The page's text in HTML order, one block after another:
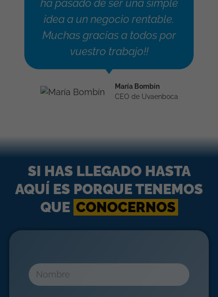
ha pasado de ser una simple
idea a un negocio rentable.
Muchas gracias a todos por
vuestro trabajo!!
María Bombín
CEO de Uvaenboca
SI HAS LLEGADO HASTA
AQUÍ ES PORQUE TENEMOS
QUE CONOCERNOS
N
o
m